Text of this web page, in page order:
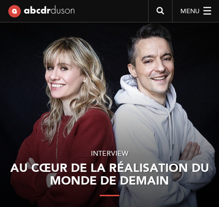
MENU
INTERVIEW
AU CŒUR DE LA RÉALISATION DU
MONDE DE DEMAIN